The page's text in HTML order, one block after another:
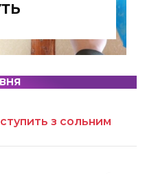
з сольним